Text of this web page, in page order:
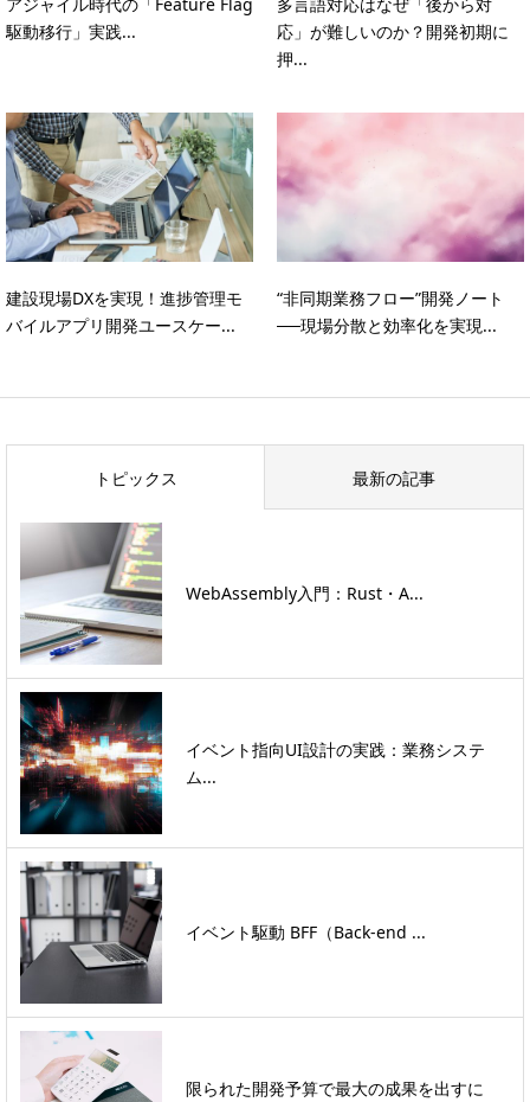
駆動移行」実践...
応」が難しいのか？開発初期に
押...
建設現場DXを実現！進捗管理モ
バイルアプリ開発ユースケー...
“非同期業務フロー”開発ノート
──現場分散と効率化を実現...
トピックス 最新の記事
WebAssembly入門：Rust・A...
イベント指向UI設計の実践：業務システ
ム...
イベント駆動 BFF（Back-end ...
限られた開発予算で最大の成果を出すに